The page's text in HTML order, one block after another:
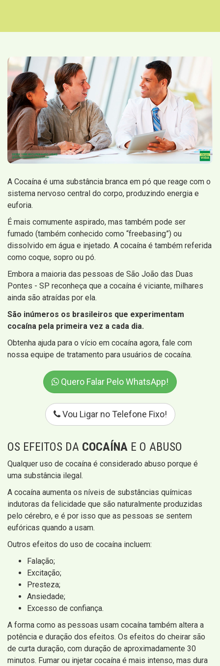
A Cocaína é uma substância branca em pó que reage com o
sistema nervoso central do corpo, produzindo energia e
euforia.
É mais comumente aspirado, mas também pode ser
fumado (também conhecido como “freebasing”) ou
dissolvido em água e injetado. A cocaína é também referida
como coque, sopro ou pó.
Embora a maioria das pessoas de São João das Duas
Pontes - SP reconheça que a cocaína é viciante, milhares
ainda são atraídas por ela.
São inúmeros os brasileiros que experimentam
cocaína pela primeira vez a cada dia.
Obtenha ajuda para o vício em cocaína agora, fale com
nossa equipe de tratamento para usuários de cocaína.
Quero Falar Pelo WhatsApp!
Vou Ligar no Telefone Fixo!
OS EFEITOS DA COCAÍNA E O ABUSO
Qualquer uso de cocaína é considerado abuso porque é
uma substância ilegal.
A cocaína aumenta os níveis de substâncias químicas
indutoras da felicidade que são naturalmente produzidas
pelo cérebro, e é por isso que as pessoas se sentem
eufóricas quando a usam.
Outros efeitos do uso de cocaína incluem:
Falação;
Excitação;
Presteza;
Ansiedade;
Excesso de confiança.
A forma como as pessoas usam cocaína também altera a
potência e duração dos efeitos. Os efeitos do cheirar são
de curta duração, com duração de aproximadamente 30
minutos. Fumar ou injetar cocaína é mais intenso, mas dura